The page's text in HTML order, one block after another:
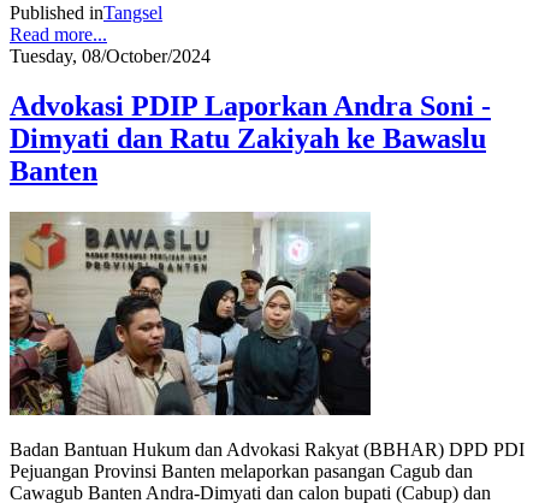
Published inTangsel
Read more...
Tuesday, 08/October/2024
Advokasi PDIP Laporkan Andra Soni -
Dimyati dan Ratu Zakiyah ke Bawaslu
Banten
Badan Bantuan Hukum dan Advokasi Rakyat (BBHAR) DPD PDI
Pejuangan Provinsi Banten melaporkan pasangan Cagub dan
Cawagub Banten Andra-Dimyati dan calon bupati (Cabup) dan